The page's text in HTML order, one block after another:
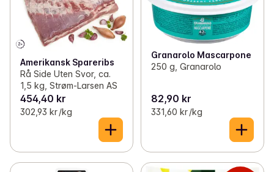
Amerikansk Spareribs
Rå Side Uten Svor, ca.
1,5 kg, Strøm-Larsen AS
454,40 kr
302,93 kr /kg
Granarolo Mascarpone
250 g, Granarolo
82,90 kr
331,60 kr /kg